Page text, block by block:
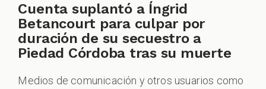
Cuenta suplantó a Íngrid
Betancourt para culpar por
duración de su secuestro a
Piedad Córdoba tras su muerte
Medios de comunicación y otros usuarios como